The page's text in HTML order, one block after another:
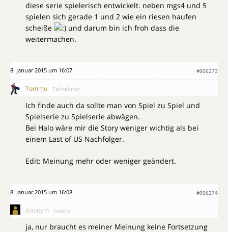
diese serie spielerisch entwickelt. neben mgs4 und 5
spielen sich gerade 1 und 2 wie ein riesen haufen
scheiße
und darum bin ich froh dass die
weitermachen.
8. Januar 2015 um 16:07 #906273
Tommo Teilnehmer
Ich finde auch da sollte man von Spiel zu Spiel und
Spielserie zu Spielserie abwägen.
Bei Halo wäre mir die Story weniger wichtig als bei
einem Last of US Nachfolger.
Edit: Meinung mehr oder weniger geändert.
8. Januar 2015 um 16:08 #906274
Anonym Inaktiv
ja, nur braucht es meiner Meinung keine Fortsetzung